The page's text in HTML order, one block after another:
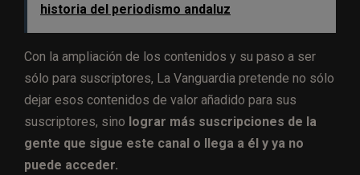
historia del periodismo andaluz
Con la ampliación de los contenidos y su paso a ser
sólo para suscriptores, La Vanguardia pretende no sólo
dejar esos contenidos de valor añadido para sus
suscriptores, sino lograr más suscripciones de la
gente que sigue este canal o llega a él y ya no
puede acceder.